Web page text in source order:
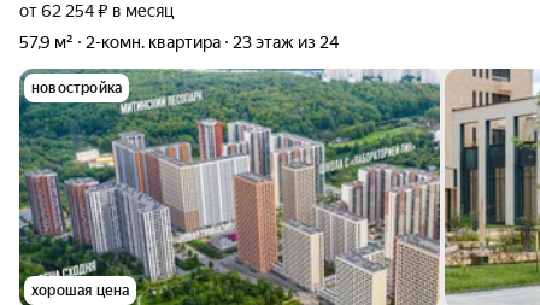
от 62 254 ₽ в месяц
57,9 м²
2-комн. квартира 23 этаж из 24
новостройка
хорошая цена